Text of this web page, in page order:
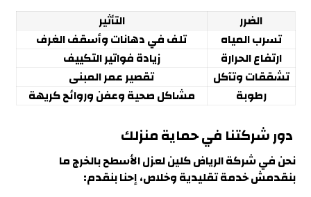
الضرر
التأثير
تسرب المياه
تلف في دهانات وأسقف الغرف
ارتفاع الحرارة
زيادة فواتير التكييف
تشققات وتآكل
تقصير عمر المبنى
رطوبة
مشاكل صحية وعفن وروائح كريهة
دور شركتنا في حماية منزلك
نحن في شركة الرياض كلين لعزل الأسطح بالخرج ما
بنقدمش خدمة تقليدية وخلاص، إحنا بنقدم: